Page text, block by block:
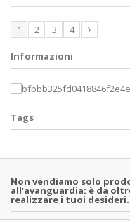
1 2 3 4
Informazioni
Tags
Non vendiamo solo
all’avanguardia: è da
realizzare i tuoi desideri.